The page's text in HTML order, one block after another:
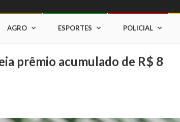
AGRO ESPORTES POLICIAL
prêmio acumulado de R$ 8